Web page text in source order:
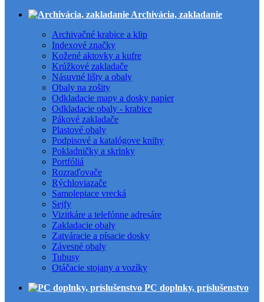
Archivácia, zakladanie
Archivačné krabice a klip
Indexové značky
Kožené aktovky a kufre
Krúžkové zakladače
Násuvné lišty a obaly
Obaly na zošity
Odkladacie mapy a dosky papier
Odkladacie obaly - krabice
Pákové zakladače
Plastové obaly
Podpisové a katalógove knihy
Pokladničky a skrinky
Portfóliá
Rozraďovače
Rýchloviazače
Samolepiace vrecká
Sejfy
Vizitkáre a telefónne adresáre
Zakladacie obaly
Zatváracie a písacie dosky
Závesné obaly
Tubusy
Otáčacie stojany a vozíky
PC doplnky, príslušenstvo